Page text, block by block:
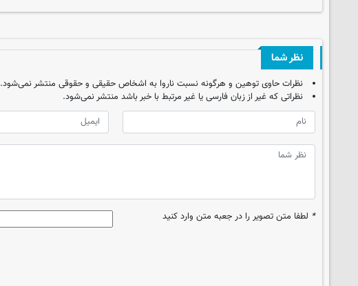
نظر شما
نظرات حاوی توهین و هرگونه نسبت ناروا به اشخاص حقیقی و حقوقی منتشر نمی‌شود.
نظراتی که غیر از زبان فارسی یا غیر مرتبط با خبر باشد منتشر نمی‌شود.
* لطفا متن تصویر را در جعبه متن وارد کنید